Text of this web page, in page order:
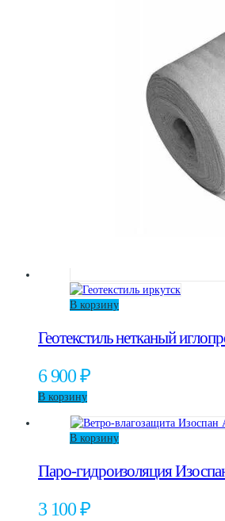
В корзину
Геотекстиль нетканый
6 900₽
В корзину
В корзину
Паро-гидроизоляция
3 100₽